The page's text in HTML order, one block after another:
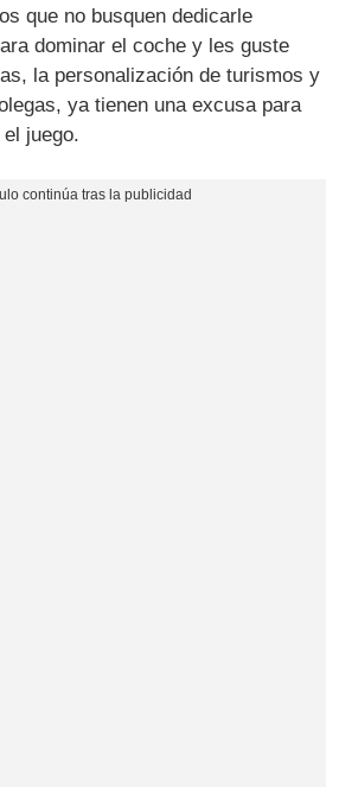
que no busquen dedicarle
dominar el coche y les guste
la personalización de turismos y
ya tienen una excusa para
juego.